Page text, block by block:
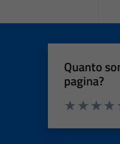
Quanto
pagina?